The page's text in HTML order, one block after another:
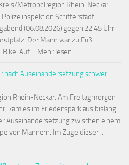
Metropolregion Rhein-Neckar.
Schifferstadt
(06.08.2026) gegen 22:45 Uhr
Der Mann war zu Fuß
Auf ... Mehr lesen
nach Auseinandersetzung schwer
Rhein-Neckar. Am Freitagmorgen
kam es im Friedenspark aus bislang
Auseinandersetzung zwischen einem
von Männern. Im Zuge dieser ...